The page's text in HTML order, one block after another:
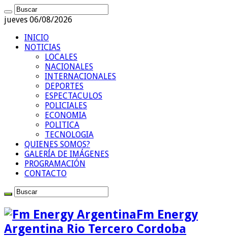
jueves 06/08/2026
INICIO
NOTICIAS
LOCALES
NACIONALES
INTERNACIONALES
DEPORTES
ESPECTACULOS
POLICIALES
ECONOMIA
POLITICA
TECNOLOGIA
QUIENES SOMOS?
GALERÍA DE IMÁGENES
PROGRAMACIÓN
CONTACTO
Fm Energy
Argentina Rio Tercero Cordoba